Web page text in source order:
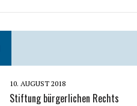
10. AUGUST 2018
Stiftung bürgerlichen Rechts